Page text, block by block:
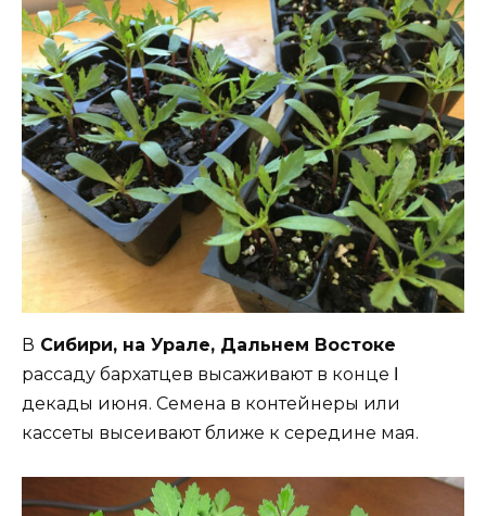
В Сибири, на Урале, Дальнем Востоке
рассаду бархатцев высаживают в конце Ι
декады июня. Семена в контейнеры или
кассеты высеивают ближе к середине мая.